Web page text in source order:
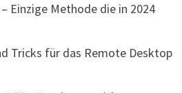
Einzige Methode die in 2024
Tricks für das Remote Desktop